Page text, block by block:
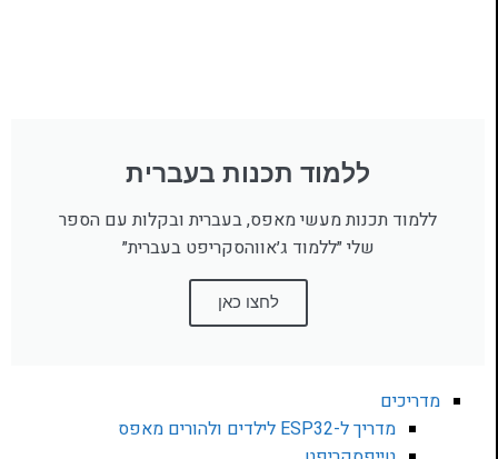
ללמוד תכנות בעברית
ללמוד תכנות מעשי מאפס, בעברית ובקלות עם הספר
שלי ״ללמוד ג׳אווהסקריפט בעברית״
לחצו כאן
מדריכים
מדריך ל-ESP32 לילדים ולהורים מאפס